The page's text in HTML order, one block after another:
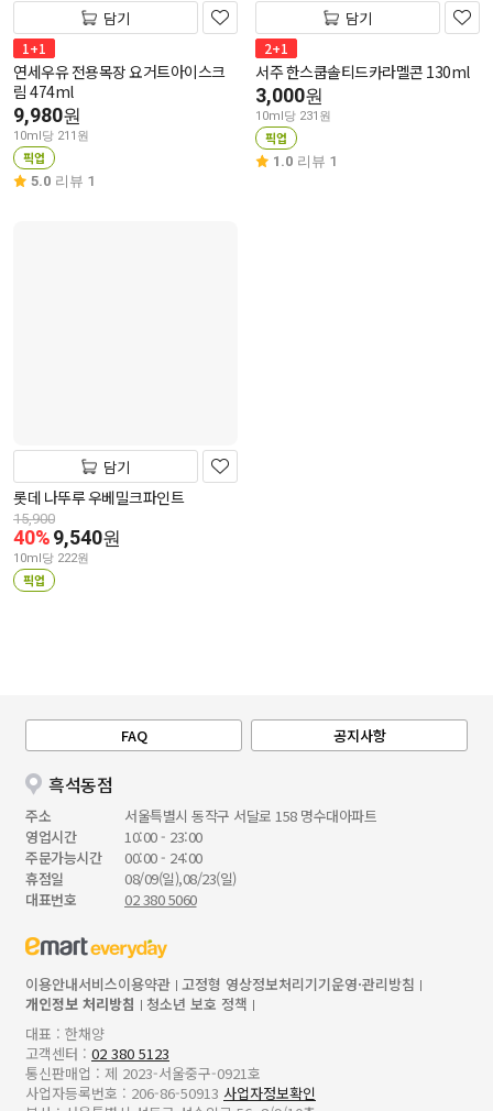
담기
1+1
연세우유 전용목장 요거트아이스크
림 474ml
9,980원
10ml당 211원
픽업
5.0 리뷰 1
담기
2+1
서주 한스쿱솔티드카라멜콘 130ml
3,000원
10ml당 231원
픽업
1.0 리뷰 1
담기
롯데 나뚜루 우베밀크파인트
15,900
40%9,540원
10ml당 222원
픽업
FAQ 공지사항
흑석동점
주소
서울특별시 동작구 서달로 158 명수대아파트
영업시간
10:00 - 23:00
주문가능시간
00:00 - 24:00
휴점일
08/09(일),08/23(일)
대표번호
02 380 5060
이용안내서비스이용약관 고정형 영상정보처리기기운영·관리방침
개인정보 처리방침
청소년 보호 정책
대표 : 한채양
고객센터 : 02 380 5123
통신판매업 : 제 2023-서울중구-0921호
사업자등록번호 : 206-86-50913 사업자정보확인